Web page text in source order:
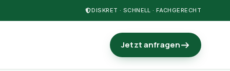
DISKRET · SCHNELL · FACHGERECHT
Jetzt anfragen